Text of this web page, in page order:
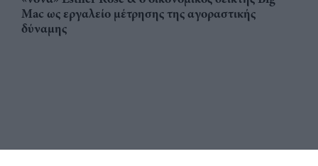
Mac ως εργαλείο μέτρησης της αγοραστικής
δύναμης